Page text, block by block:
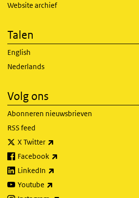
Website archief
Talen
English
Nederlands
Volg ons
Abonneren nieuwsbrieven
RSS feed
X Twitter
Facebook
LinkedIn
Youtube